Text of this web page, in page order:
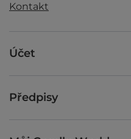
Kontakt
Účet
Předpisy